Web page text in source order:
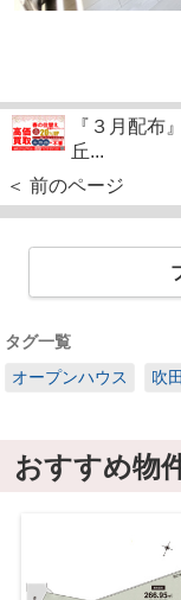
『３月配布
丘...
＜ 前のページ
タグ一覧
オープンハウス
吹
おすすめ物